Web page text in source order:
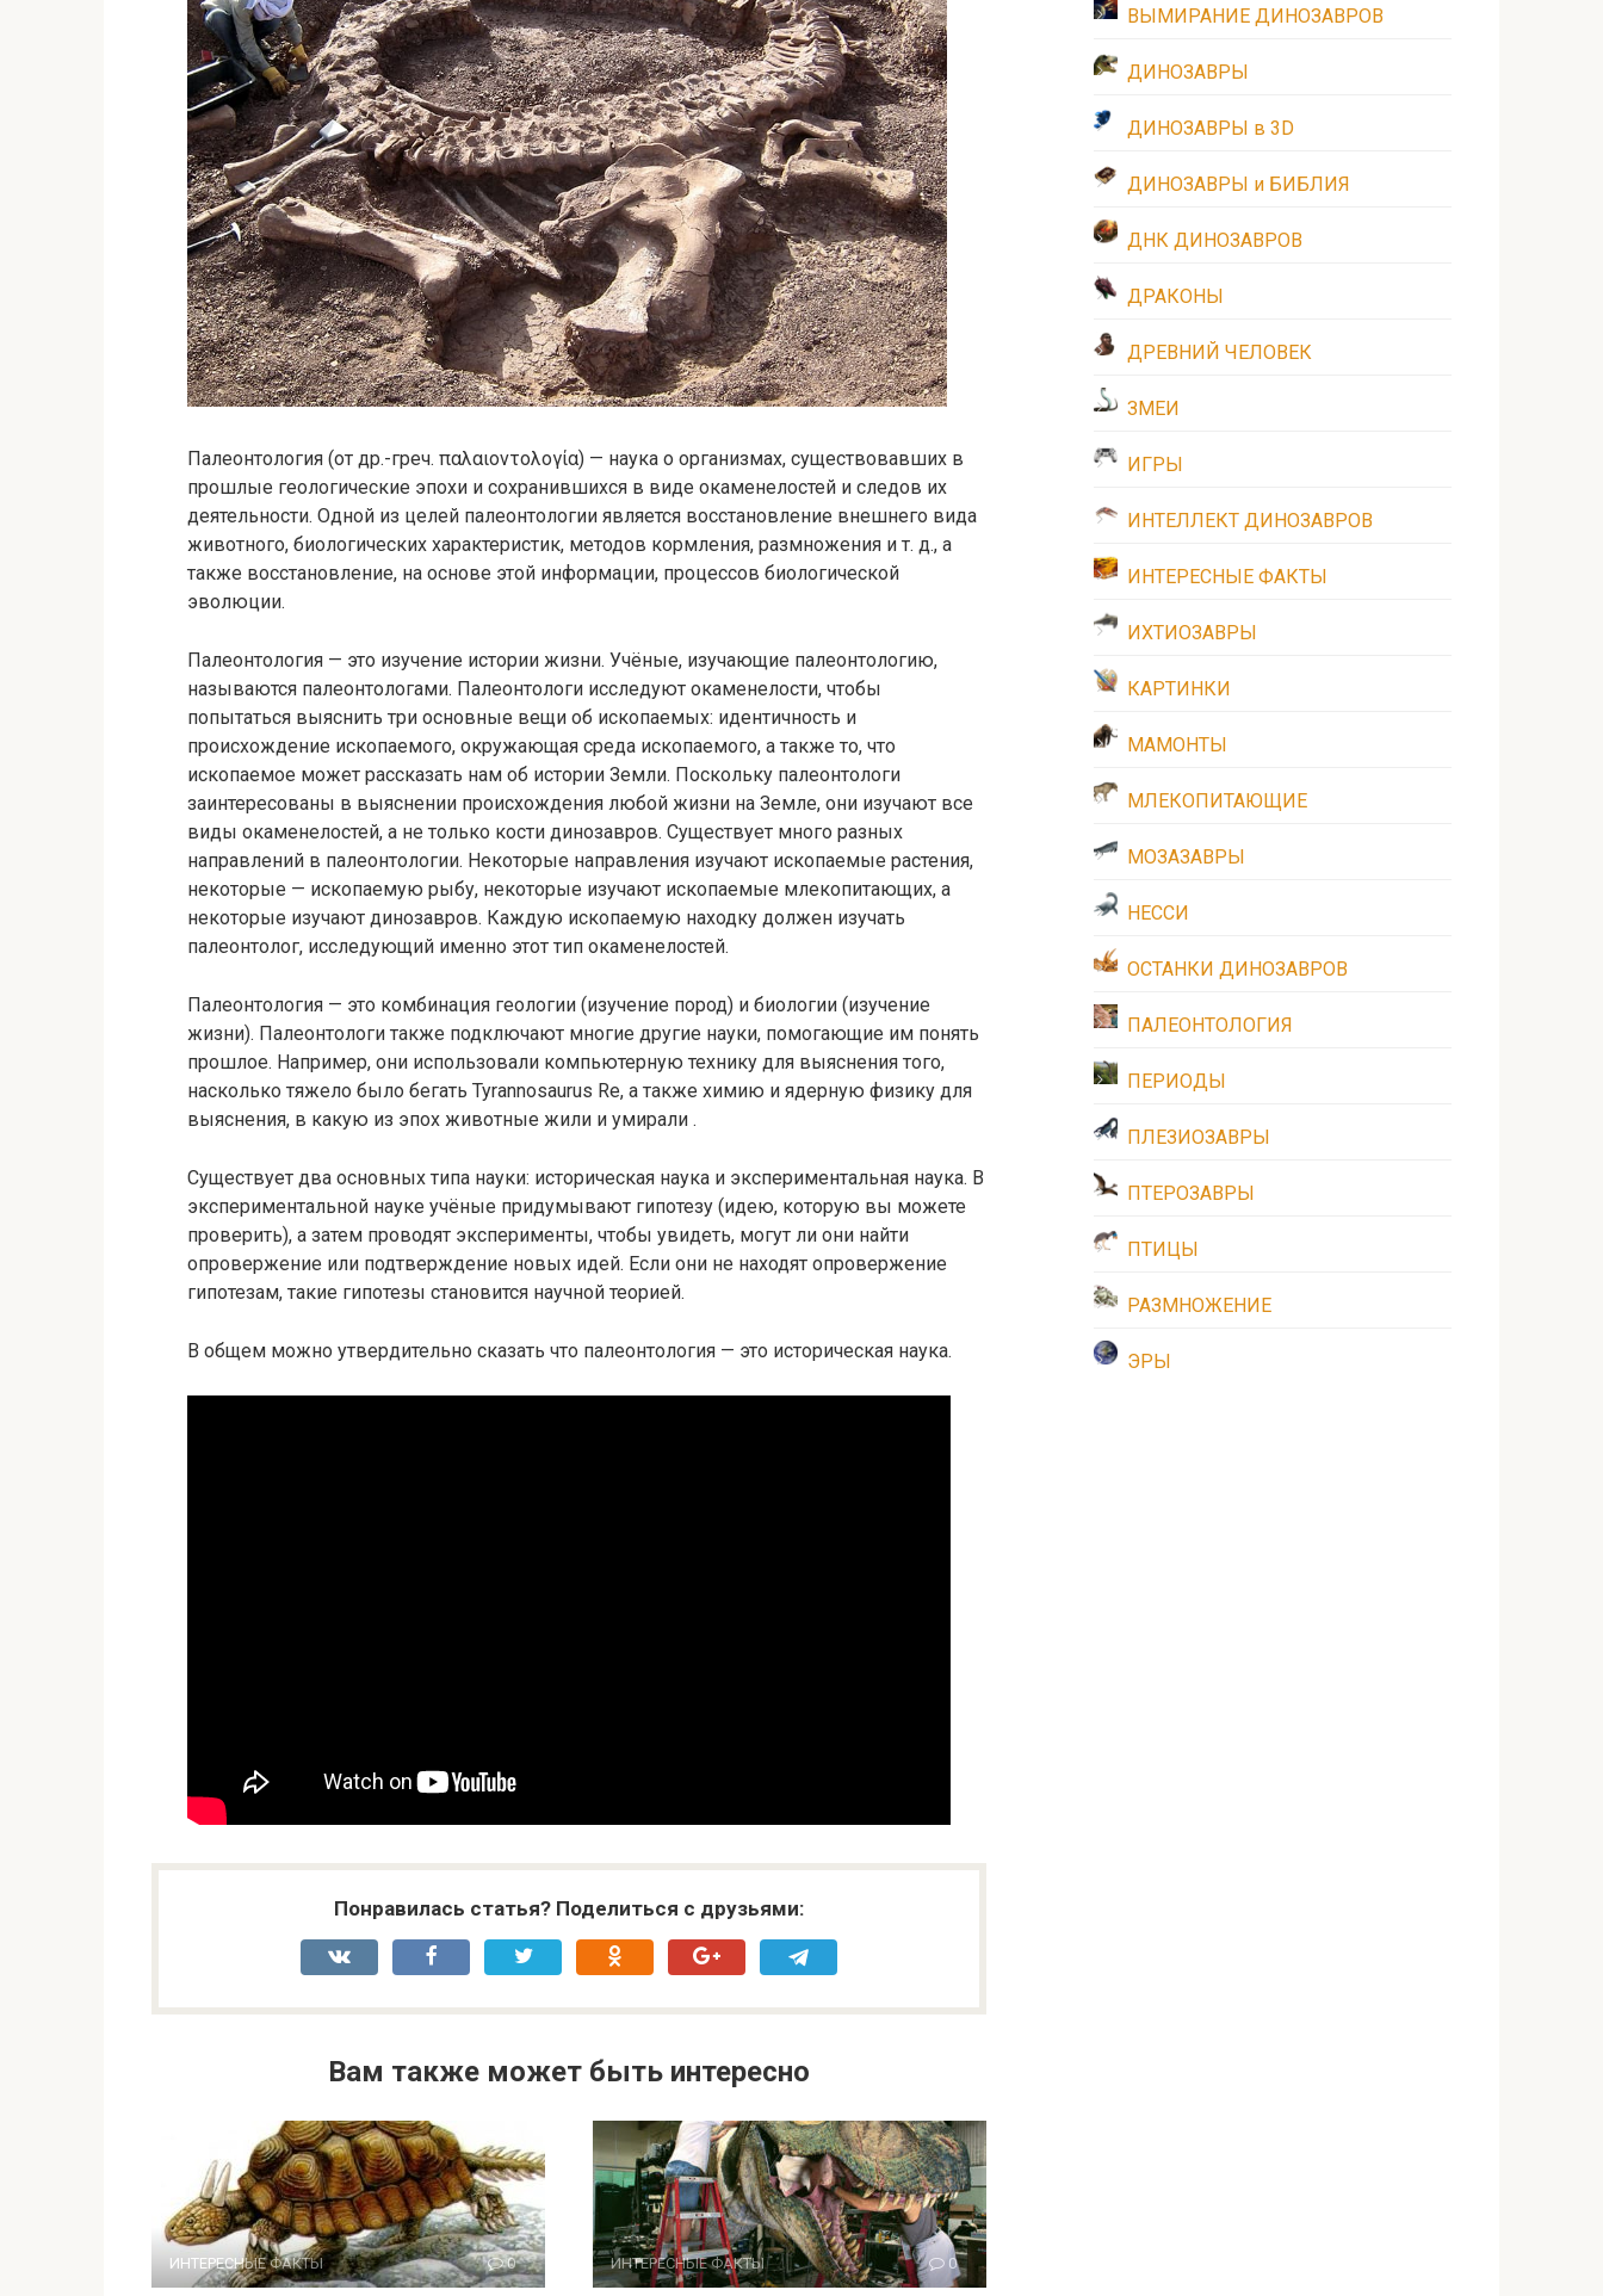
Палеонтология (от др.-греч. παλαιοντολογία) — наука о организмах, существовавших в
прошлые геологические эпохи и сохранившихся в виде окаменелостей и следов их
деятельности. Одной из целей палеонтологии является восстановление внешнего вида
животного, биологических характеристик, методов кормления, размножения и т. д., а
также восстановление, на основе этой информации, процессов биологической
эволюции.
Палеонтология — это изучение истории жизни. Учёные, изучающие палеонтологию,
называются палеонтологами. Палеонтологи исследуют окаменелости, чтобы
попытаться выяснить три основные вещи об ископаемых: идентичность и
происхождение ископаемого, окружающая среда ископаемого, а также то, что
ископаемое может рассказать нам об истории Земли. Поскольку палеонтологи
заинтересованы в выяснении происхождения любой жизни на Земле, они изучают все
виды окаменелостей, а не только кости динозавров. Существует много разных
направлений в палеонтологии. Некоторые направления изучают ископаемые растения,
некоторые — ископаемую рыбу, некоторые изучают ископаемые млекопитающих, а
некоторые изучают динозавров. Каждую ископаемую находку должен изучать
палеонтолог, исследующий именно этот тип окаменелостей.
Палеонтология — это комбинация геологии (изучение пород) и биологии (изучение
жизни). Палеонтологи также подключают многие другие науки, помогающие им понять
прошлое. Например, они использовали компьютерную технику для выяснения того,
насколько тяжело было бегать Tyrannosaurus Re, а также химию и ядерную физику для
выяснения, в какую из эпох животные жили и умирали .
Существует два основных типа науки: историческая наука и экспериментальная наука. В
экспериментальной науке учёные придумывают гипотезу (идею, которую вы можете
проверить), а затем проводят эксперименты, чтобы увидеть, могут ли они найти
опровержение или подтверждение новых идей. Если они не находят опровержение
гипотезам, такие гипотезы становится научной теорией.
В общем можно утвердительно сказать что палеонтология — это историческая наука.
Понравилась статья? Поделиться с друзьями:
Вам также может быть интересно
ИНТЕРЕСНЫЕ ФАКТЫ 0 ИНТЕРЕСНЫЕ ФАКТЫ 0
ВЫМИРАНИЕ ДИНОЗАВРОВ
ДИНОЗАВРЫ
ДИНОЗАВРЫ в 3D
ДИНОЗАВРЫ и БИБЛИЯ
ДНК ДИНОЗАВРОВ
ДРАКОНЫ
ДРЕВНИЙ ЧЕЛОВЕК
ЗМЕИ
ИГРЫ
ИНТЕЛЛЕКТ ДИНОЗАВРОВ
ИНТЕРЕСНЫЕ ФАКТЫ
ИХТИОЗАВРЫ
КАРТИНКИ
МАМОНТЫ
МЛЕКОПИТАЮЩИЕ
МОЗАЗАВРЫ
НЕССИ
ОСТАНКИ ДИНОЗАВРОВ
ПАЛЕОНТОЛОГИЯ
ПЕРИОДЫ
ПЛЕЗИОЗАВРЫ
ПТЕРОЗАВРЫ
ПТИЦЫ
РАЗМНОЖЕНИЕ
ЭРЫ